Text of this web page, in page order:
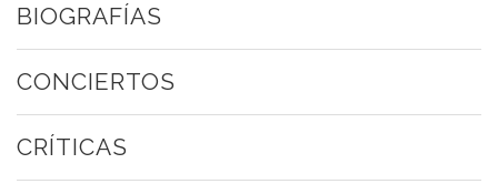
BIOGRAFÍAS
CONCIERTOS
CRÍTICAS